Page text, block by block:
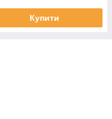
Купити